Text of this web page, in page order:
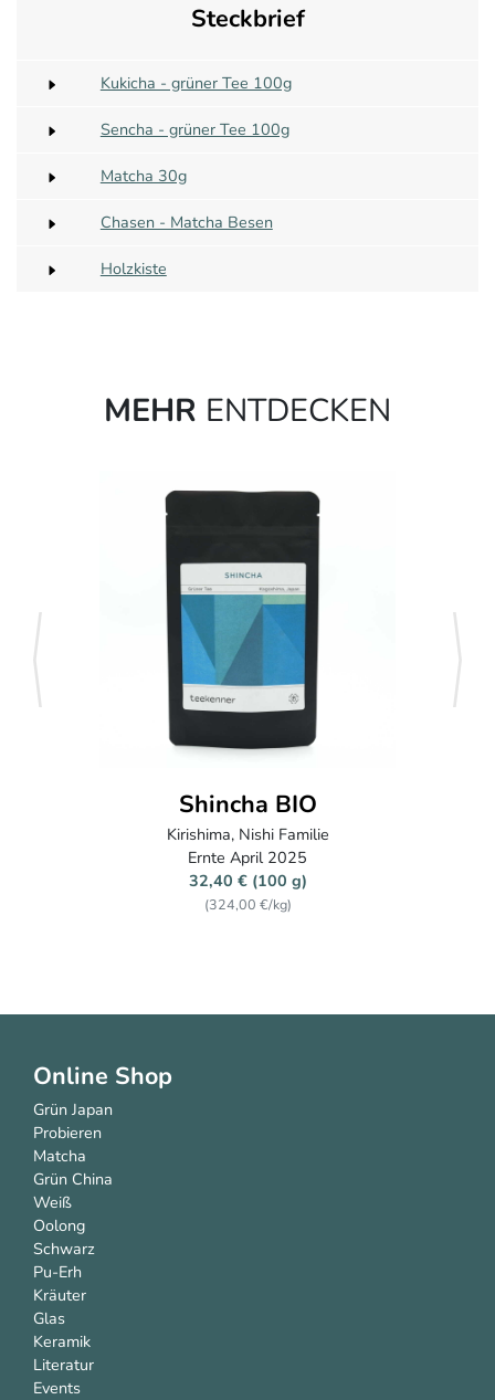
Steckbrief
Kukicha - grüner Tee 100g
Sencha - grüner Tee 100g
Matcha 30g
Chasen - Matcha Besen
Holzkiste
MEHR ENTDECKEN
Shincha BIO
Kirishima, Nishi Familie
Ernte April 2025
32,40 € (100 g)
(324,00 €/kg)
zurück
Online Shop
Grün Japan
Probieren
Matcha
Grün China
Weiß
Oolong
Schwarz
Pu-Erh
Kräuter
Glas
Keramik
Literatur
Events